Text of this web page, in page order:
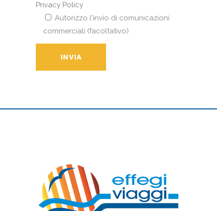
Privacy Policy
Autorizzo l'invio di comunicazioni
commerciali (facoltativo)